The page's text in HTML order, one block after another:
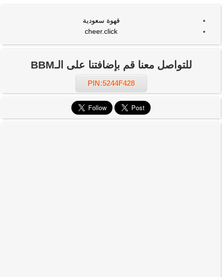
قهوة سعودية
cheer.click
للتواصل معنا قم بإضافتنا على الـBBM
PIN:5244F428